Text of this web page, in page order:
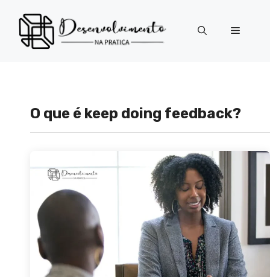
para
conteúdo
Menu
O que é keep doing feedback?